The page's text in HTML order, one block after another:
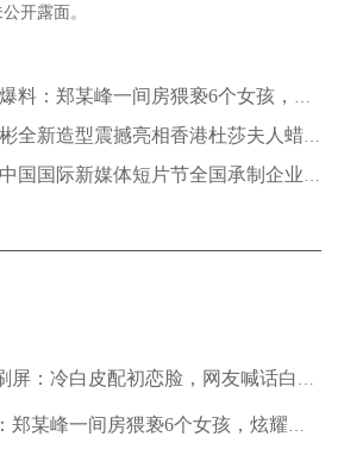
开露面。
更多女演员爆料：郑某峰一间房猥亵6个女孩，炫耀自己“女人多”
秀智与金宇彬全新造型震撼亮相香港杜莎夫人蜡像馆展开星光韩式之
听花岛荣获中国国际新媒体短片节全国承制企业TOP10
宋轶新加坡生图刷屏：冷白皮配初恋脸，网友喊话白敬亭"快
更多女演员爆料：郑某峰一间房猥亵6个女孩，炫耀自己“女